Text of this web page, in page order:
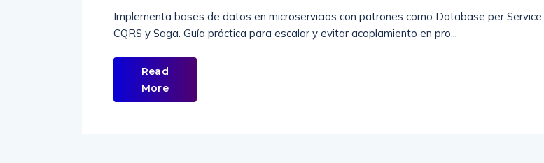
Implementa bases de datos en microservicios con patrones como Database per Service,
CQRS y Saga. Guía práctica para escalar y evitar acoplamiento en pro...
Read
More